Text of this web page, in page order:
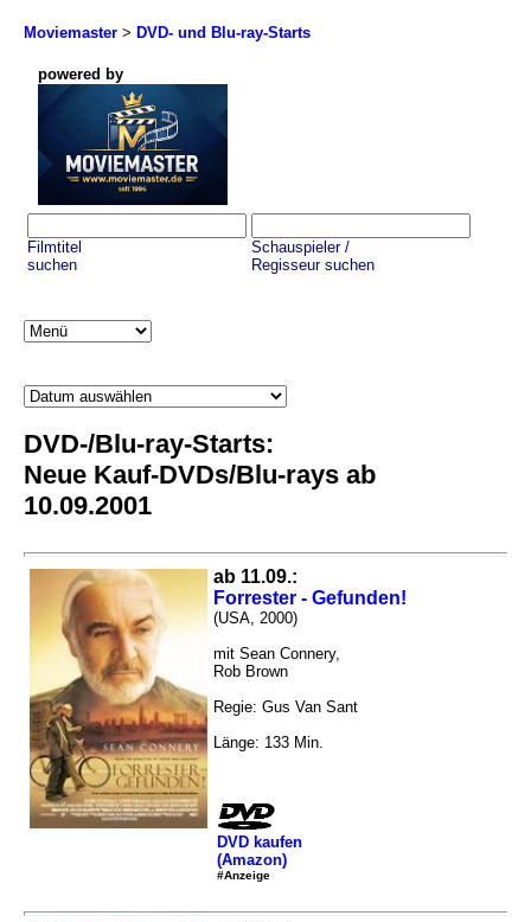
Moviemaster > DVD- und Blu-ray-Starts
powered by
Filmtitel
suchen
Schauspieler /
Regisseur suchen
DVD-/Blu-ray-Starts:
Neue Kauf-DVDs/Blu-rays ab
10.09.2001
ab 11.09.:
Forrester - Gefunden!
(USA, 2000)
mit Sean Connery,
Rob Brown
Regie: Gus Van Sant
Länge: 133 Min.
DVD kaufen
(Amazon)
#Anzeige